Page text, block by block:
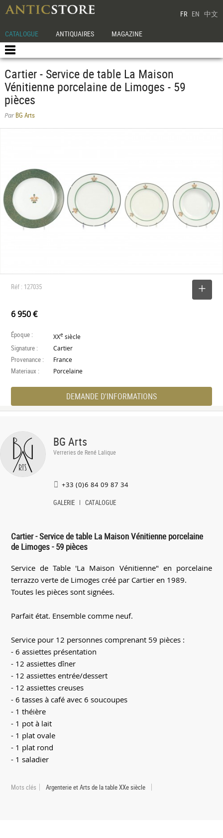
FR EN 中文
CATALOGUE ANTIQUAIRES MAGAZINE
Cartier - Service de table La Maison
Vénitienne porcelaine de Limoges - 59
pièces
ParBG Arts
Réf : 127035
6 950 €
Époque : XXe siècle
Signature : Cartier
Provenance : France
Materiaux : Porcelaine
DEMANDE D'INFORMATIONS
BG Arts
Verreries de René Lalique
+33 (0)6 84 09 87 34
GALERIE CATALOGUE
Cartier - Service de table La Maison Vénitienne porcelaine
de Limoges - 59 pièces
Service de Table 'La Maison Vénitienne" en porcelaine
terrazzo verte de Limoges créé par Cartier en 1989.
Toutes les pièces sont signées.
Parfait état. Ensemble comme neuf.
Service pour 12 personnes comprenant 59 pièces :
- 6 assiettes présentation
- 12 assiettes dîner
- 12 assiettes entrée/dessert
- 12 assiettes creuses
- 6 tasses à café avec 6 soucoupes
- 1 théière
- 1 pot à lait
- 1 plat ovale
- 1 plat rond
- 1 saladier
Mots clés Argenterie et Arts de la table XXe siècle